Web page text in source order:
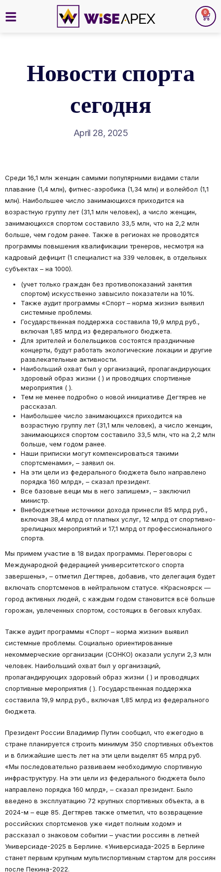
0
Новости спорта
сегодня
April 28, 2025
Среди 16,1 млн женщин самыми популярными видами стали
плавание (1,4 млн), фитнес-аэробика (1,34 млн) и волейбол (1,1
млн). Наибольшее число занимающихся приходится на
возрастную группу лет (31,1 млн человек), а число женщин,
занимающихся спортом составило 33,5 млн, что на 2,2 млн
больше, чем годом ранее. Также в регионах не проводятся
программы повышения квалификации тренеров, несмотря на
кадровый дефицит (1 специалист на 339 человек, в отдельных
субъектах – на 1000).
(учет только граждан без противопоказаний занятия
спортом) искусственно завысило показатели на 10%.
Также аудит программы «Спорт – норма жизни» выявил
системные проблемы.
Государственная поддержка составила 19,9 млрд руб.,
включая 1,85 млрд из федерального бюджета.
Для зрителей и болельщиков состоятся праздничные
концерты, будут работать экологические локации и другие
развлекательные активности.
Наибольший охват был у организаций, пропагандирующих
здоровый образ жизни ( ) и проводящих спортивные
мероприятия ( ).
Тем не менее подробно о новой инициативе Дегтярев не
рассказал.
Наибольшее число занимающихся приходится на
возрастную группу лет (31,1 млн человек), а число женщин,
занимающихся спортом составило 33,5 млн, что на 2,2 млн
больше, чем годом ранее.
Наши приписки могут компенсироваться такими
спортсменами», – заявил он.
На эти цели из федерального бюджета было направлено
порядка 160 млрд», – сказал президент.
Все базовые вещи мы в него запишем», – заключил
министр.
Внебюджетные источники дохода принесли 85 млрд руб.,
включая 38,4 млрд от платных услуг, 12 млрд от спортивно-
зрелищных мероприятий и 17,1 млрд от профессионального
спорта.
Мы примем участие в 18 видах программы. Переговоры с
Международной федерацией университетского спорта
завершены», – отметил Дегтярев, добавив, что делегация будет
включать спортсменов в нейтральном статусе. «Красноярск —
город активных людей, с каждым годом становится всё больше
горожан, увлеченных спортом, состоящих в беговых клубах.
Также аудит программы «Спорт – норма жизни» выявил
системные проблемы. Социально ориентированные
некоммерческие организации (СОНКО) оказали услуги 2,3 млн
человек. Наибольший охват был у организаций,
пропагандирующих здоровый образ жизни ( ) и проводящих
спортивные мероприятия ( ). Государственная поддержка
составила 19,9 млрд руб., включая 1,85 млрд из федерального
бюджета.
Президент России Владимир Путин сообщил, что ежегодно в
стране планируется строить минимум 350 спортивных объектов
и в ближайшие шесть лет на эти цели выделят 65 млрд руб.
«Мы последовательно развиваем необходимую спортивную
инфраструктуру. На эти цели из федерального бюджета было
направлено порядка 160 млрд», – сказал президент. Было
введено в эксплуатацию 72 крупных спортивных объекта, а в
2024-м – еще 85. Дегтярев также отметил, что возвращение
российских спортсменов уже «идет полным ходом» и
рассказал о знаковом событии – участии россиян в летней
Универсиаде-2025 в Берлине. «Универсиада-2025 в Берлине
станет первым крупным мультиспортивным стартом для россиян
после Пекина-2022.